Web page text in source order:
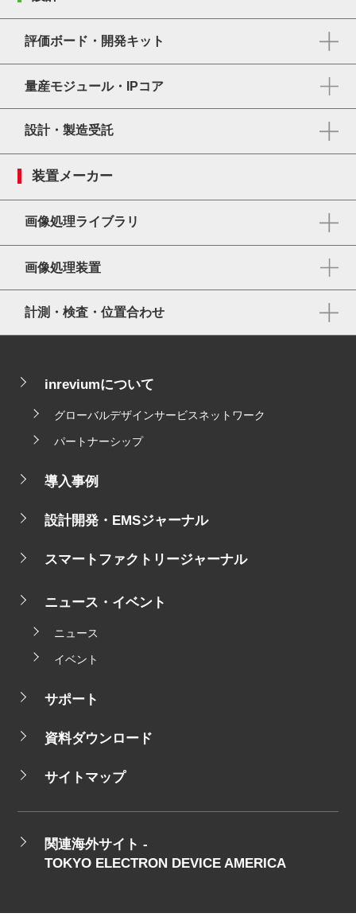
評価ボード・開発キット
量産モジュール・IPコア
設計・製造受託
装置メーカー
画像処理ライブラリ
画像処理装置
計測・検査・位置合わせ
inreviumについて
グローバルデザインサービスネットワーク
パートナーシップ
導入事例
設計開発・EMSジャーナル
スマートファクトリージャーナル
ニュース・イベント
ニュース
イベント
サポート
資料ダウンロード
サイトマップ
関連海外サイト -
TOKYO ELECTRON DEVICE AMERICA